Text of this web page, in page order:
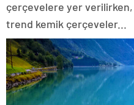
çerçevelere yer
trend kemik çerçeveler...